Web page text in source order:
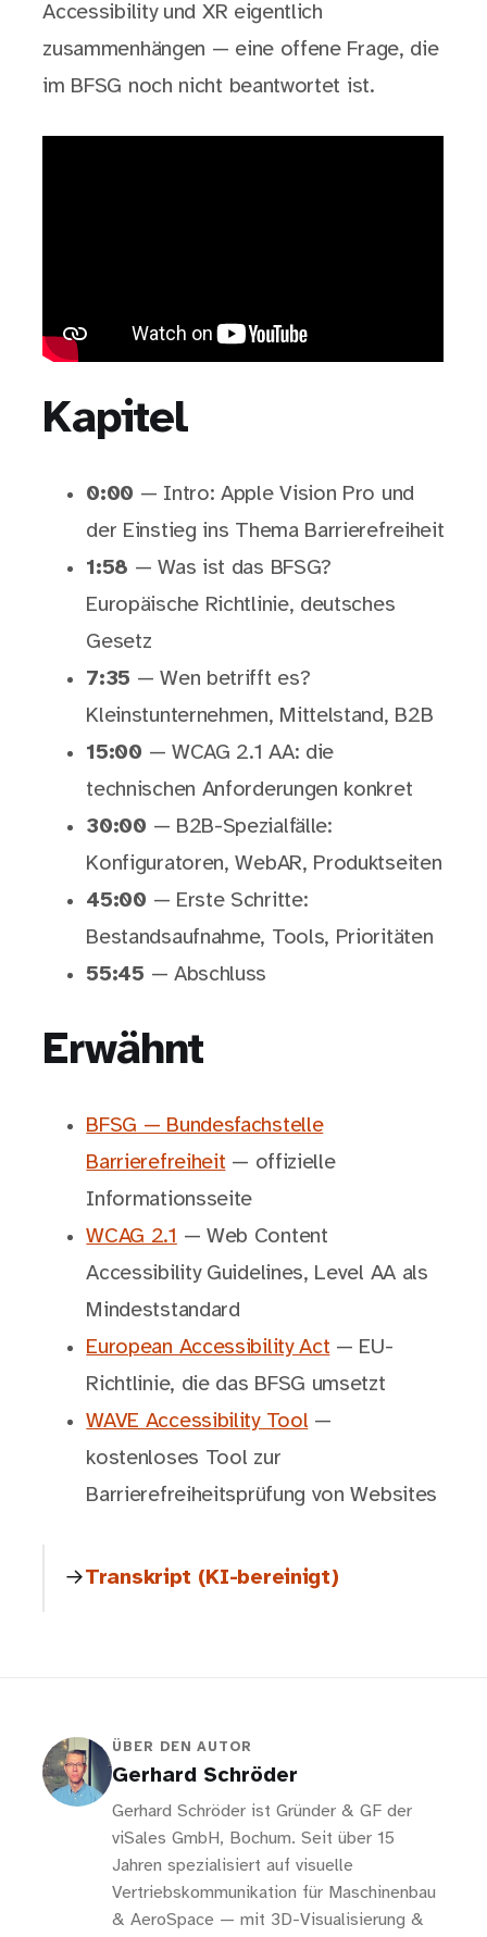
Accessibility und XR eigentlich
zusammenhängen — eine offene Frage, die
im BFSG noch nicht beantwortet ist.
Kapitel
0:00 — Intro: Apple Vision Pro und
der Einstieg ins Thema Barrierefreiheit
1:58 — Was ist das BFSG?
Europäische Richtlinie, deutsches
Gesetz
7:35 — Wen betrifft es?
Kleinstunternehmen, Mittelstand, B2B
15:00 — WCAG 2.1 AA: die
technischen Anforderungen konkret
30:00 — B2B-Spezialfälle:
Konfiguratoren, WebAR, Produktseiten
45:00 — Erste Schritte:
Bestandsaufnahme, Tools, Prioritäten
55:45 — Abschluss
Erwähnt
BFSG — Bundesfachstelle
Barrierefreiheit — offizielle
Informationsseite
WCAG 2.1 — Web Content
Accessibility Guidelines, Level AA als
Mindeststandard
European Accessibility Act — EU-
Richtlinie, die das BFSG umsetzt
WAVE Accessibility Tool —
kostenloses Tool zur
Barrierefreiheitsprüfung von Websites
Transkript (KI-bereinigt)
ÜBER DEN AUTOR
Gerhard Schröder
Gerhard Schröder ist Gründer & GF der
viSales GmbH, Bochum. Seit über 15
Jahren spezialisiert auf visuelle
Vertriebskommunikation für Maschinenbau
& AeroSpace — mit 3D-Visualisierung &